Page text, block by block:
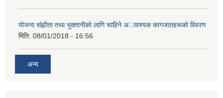
याेजना संझाैता तथा भुक्तानीकाे लागि चाहिने अावश्यक कागजातहरूकाे विवरण
मिति: 08/01/2018 - 16:56
अन्य